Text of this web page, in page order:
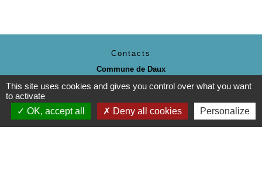
Contacts
Commune de Daux
31700 Daux - FRANCE
+33 5 61 85 40 25
Contact par formulaire
This site uses cookies and gives you control over what you want
to activate
OK, accept all
Deny all cookies Personalize